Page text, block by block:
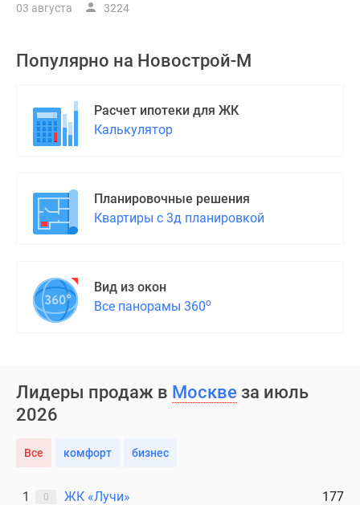
03 августа 3224
Популярно на Новострой-М
Расчет ипотеки для ЖК
Калькулятор
Планировочные решения
Квартиры с 3д планировкой
Вид из окон
Все панорамы 360о
Лидеры продаж в Москве за июль
2026
Все комфорт бизнес
1 0 ЖК «Лучи» 177